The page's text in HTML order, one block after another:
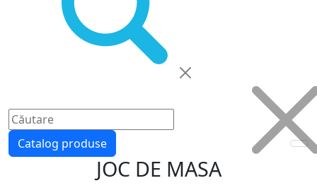
Catalog produse
JOC DE MASA